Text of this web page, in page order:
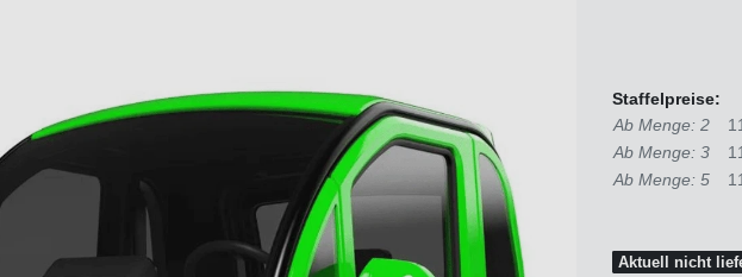
Staffelpreise:
Ab Menge: 2
Ab Menge: 3
Ab Menge: 5
Aktuell nicht